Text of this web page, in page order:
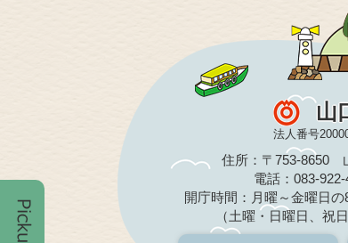
山
法人番号
住所：〒753-8650
電話：083-922-
開庁時間：月曜～金曜日
（土曜・日曜日、祝